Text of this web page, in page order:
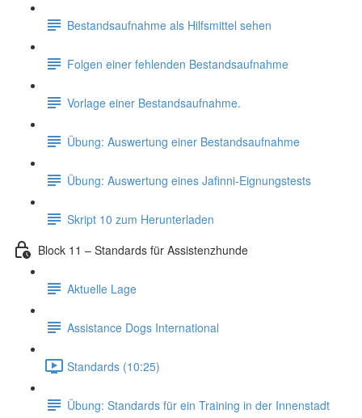
Bestandsaufnahme als Hilfsmittel sehen
Folgen einer fehlenden Bestandsaufnahme
Vorlage einer Bestandsaufnahme.
Übung: Auswertung einer Bestandsaufnahme
Übung: Auswertung eines Jafinni-Eignungstests
Skript 10 zum Herunterladen
Block 11 – Standards für Assistenzhunde
Aktuelle Lage
Assistance Dogs International
Standards (10:25)
Übung: Standards für ein Training in der Innenstadt